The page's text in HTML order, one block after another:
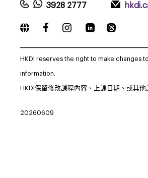
3928 2777
HKDI reserves the right to make changes
information.
HKDI保留修改課程內容、上課日期、或其他
20260609